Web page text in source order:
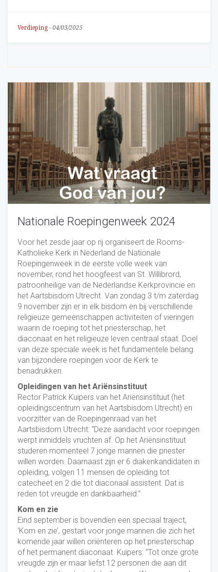
Verdieping- 04/03/2025
Nationale Roepingenweek 2024
Voor het zesde jaar op rij organiseert de Rooms-
Katholieke Kerk in Nederland de Nationale
Roepingenweek in de eerste volle week van
november, rond het hoogfeest van St. Willibrord,
patroonheilige van de Nederlandse Kerkprovincie en
het Aartsbisdom Utrecht. Van zondag 3 t/m zaterdag
9 november zijn er in elk bisdom en bij verschillende
religieuze gemeenschappen activiteiten of vieringen
waarin de roeping tot het priesterschap, het
diaconaat en het religieuze leven centraal staat. Doel
van deze speciale week is het fundamentele belang
van bijzondere roepingen voor de Kerk te
benadrukken.
Opleidingen van het Ariënsinstituut
Rector Patrick Kuipers van het Ariënsinstituut (het
opleidingscentrum van het Aartsbisdom Utrecht) en
voorzitter van de Roepingenraad van het
Aartsbisdom Utrecht: “Deze aandacht voor roepingen
werpt inmiddels vruchten af. Op het Ariënsinstituut
studeren momenteel 7 jonge mannen die priester
willen worden. Daarnaast zijn er 6 diakenkandidaten in
opleiding, volgen 11 mensen de opleiding tot
catecheet en 2 die tot diaconaal assistent. Dat is
reden tot vreugde en dankbaarheid.”
Kom en zie
Eind september is bovendien een speciaal traject,
‘Kom en zie’, gestart voor jonge mannen die zich het
komende jaar willen oriënteren op het priesterschap
of het permanent diaconaat. Kuipers: “Tot onze grote
vreugde zijn er maar liefst 12 personen die aan dit